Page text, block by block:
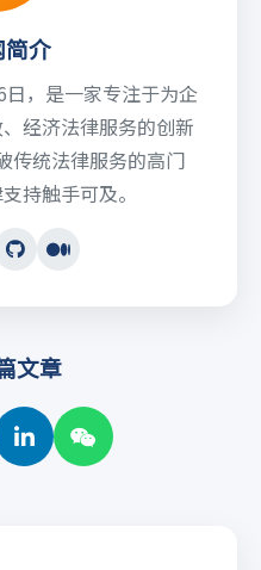
简介
，是一家专注于为企
经济法律服务的创新
传统法律服务的高门
持触手可及。
文章